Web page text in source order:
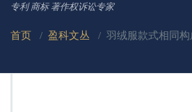
专利 商标 著作权诉讼专家
首页 / 盈科文丛 / 羽绒服款式相同构